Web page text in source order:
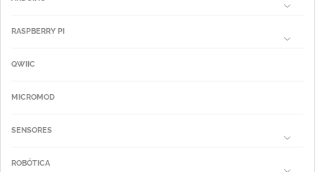
RASPBERRY PI
QWIIC
MICROMOD
SENSORES
ROBÓTICA